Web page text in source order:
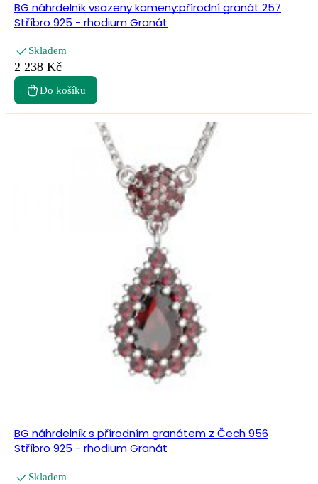
BG náhrdelník vsazeny kameny:přírodní granát 257
Stříbro 925 - rhodium Granát
Skladem
2 238 Kč
Do košíku
BG náhrdelník s přírodním granátem z Čech 956
Stříbro 925 - rhodium Granát
Skladem